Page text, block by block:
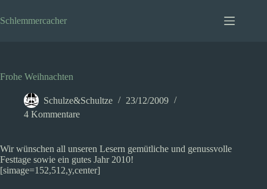
Inhalt
springen
Schlemmercacher
Frohe Weihnachten
Schulze&Schultze
23/12/2009
4 Kommentare
Wir wünschen all unseren Lesern gemütliche und genussvolle
Festtage sowie ein gutes Jahr 2010!
[simage=152,512,y,center]